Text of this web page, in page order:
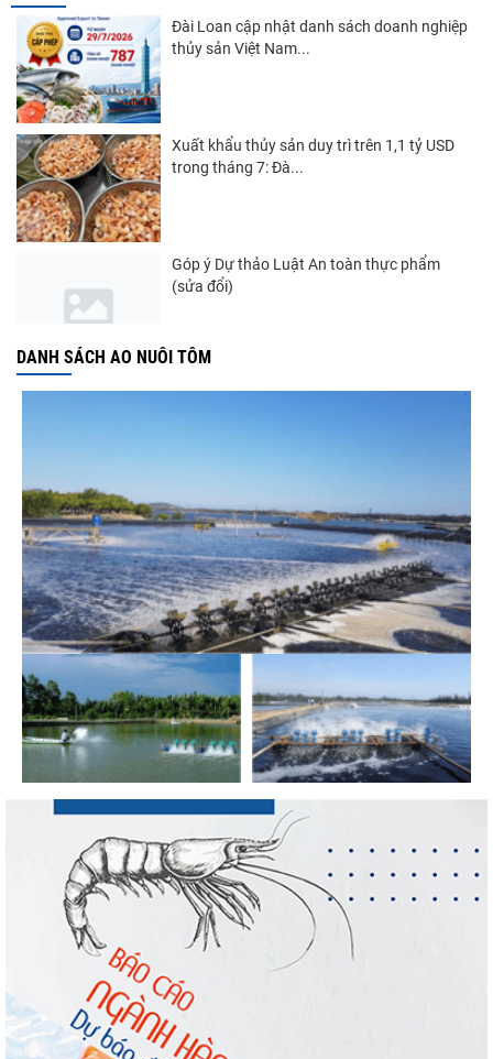
Đài Loan cập nhật danh sách doanh nghiệp
thủy sản Việt Nam...
Xuất khẩu thủy sản duy trì trên 1,1 tỷ USD
trong tháng 7: Đà...
Góp ý Dự thảo Luật An toàn thực phẩm
(sửa đổi)
Thuế Mục 301 và bài toán thích ứng của
tôm Việt tại thị...
Nguồn cung giảm, giá cá rô phi Trung Quốc
tiếp tục tăng
Điểm tin thủy sản thế giới ngày 3/8/2026
Trung Quốc tăng mạnh nhập khẩu mực,
trong khi nguồn cung...
Xuất khẩu cá ngừ Việt Nam sang Canada
tăng nhẹ, áp lực mới...
DANH SÁCH AO NUÔI TÔM